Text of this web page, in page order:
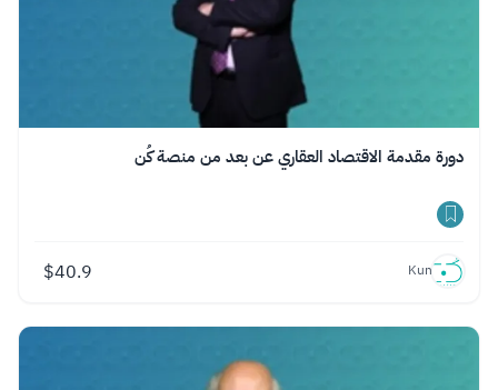
دورة مقدمة الاقتصاد العقاري عن بعد من منصة كُن
Kun
$40.9